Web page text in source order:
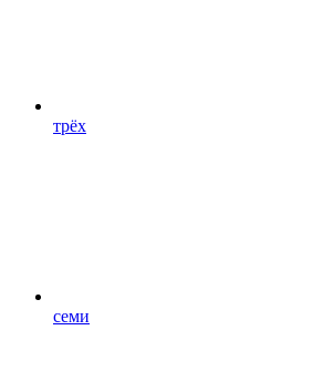
трёх
семи